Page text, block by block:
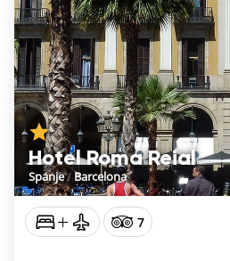
Hotel Roma Reial
Spanje/Barcelona
7